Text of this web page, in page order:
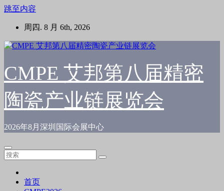
跳至内容
周四. 8 月 6th, 2026
CMPE 艾邦第八届精密
陶瓷产业链展览会
2026年8月深圳国际会展中心
首页